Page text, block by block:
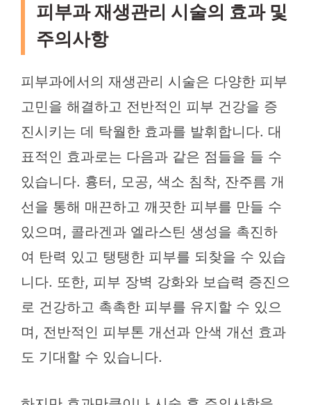
피부과 재생관리 시술의 효과 및
주의사항
피부과에서의 재생관리 시술은 다양한 피부
고민을 해결하고 전반적인 피부 건강을 증
진시키는 데 탁월한 효과를 발휘합니다. 대
표적인 효과로는 다음과 같은 점들을 들 수
있습니다. 흉터, 모공, 색소 침착, 잔주름 개
선을 통해 매끈하고 깨끗한 피부를 만들 수
있으며, 콜라겐과 엘라스틴 생성을 촉진하
여 탄력 있고 탱탱한 피부를 되찾을 수 있습
니다. 또한, 피부 장벽 강화와 보습력 증진으
로 건강하고 촉촉한 피부를 유지할 수 있으
며, 전반적인 피부톤 개선과 안색 개선 효과
도 기대할 수 있습니다.